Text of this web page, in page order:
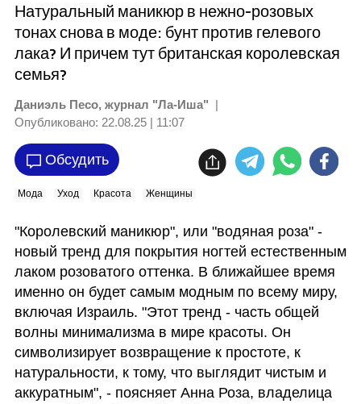
Натуральный маникюр в нежно-розовых
тонах снова в моде: бунт против гелевого
лака? И причем тут британская королевская
семья?
Даниэль Песо, журнал "Ла-Иша" |
Опубликовано: 22.08.25 | 11:07
Обсудить
Мода Уход Красота Женщины
"Королевский маникюр", или "водяная роза" -
новый тренд для покрытия ногтей естественным
лаком розоватого оттенка. В ближайшее время
именно он будет самым модным по всему миру,
включая Израиль. "Этот тренд - часть общей
волны минимализма в мире красоты. Он
символизирует возвращение к простоте, к
натуральности, к тому, что выглядит чистым и
аккуратным", - поясняет Анна Роза, владелица